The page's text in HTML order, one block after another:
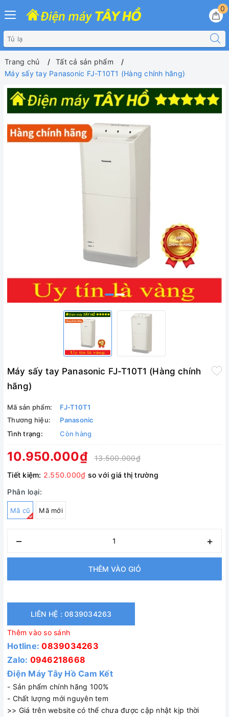
0
Trang chủ
Tất cả sản phẩm
Máy sấy tay Panasonic FJ-T10T1 (Hàng chính hãng)
Máy sấy tay Panasonic FJ-T10T1 (Hàng chính
hãng)
Mã sản phẩm:
FJ-T10T1
Thương hiệu:
Panasonic
Tình trạng:
Còn hàng
10.950.000₫
13.500.000₫
Tiết kiệm: 2.550.000₫ so với giá thị trường
Phân loại:
Mã cũ Mã mới
– +
THÊM VÀO GIỎ
LIÊN HỆ : 0839034263
Thêm vào so sánh
Hotline:0839034263
Zalo: 0946218668
Điện Máy Tây Hồ Cam Kết
- Sản phẩm chính hãng 100%
- Chất lượng mới nguyên tem
>> Giá trên website có thể chưa được cập nhật kịp thời